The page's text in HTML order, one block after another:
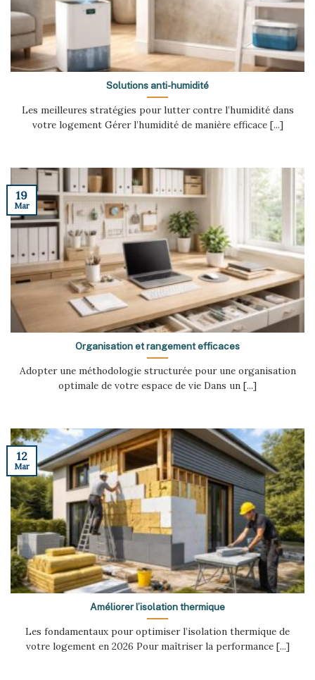
Solutions anti-humidité
Les meilleures stratégies pour lutter contre l’humidité dans
votre logement Gérer l’humidité de manière efficace [...]
Organisation et rangement efficaces
Adopter une méthodologie structurée pour une organisation
optimale de votre espace de vie Dans un [...]
19
Mar
Améliorer l’isolation thermique
Les fondamentaux pour optimiser l’isolation thermique de
votre logement en 2026 Pour maîtriser la performance [...]
12
Mar